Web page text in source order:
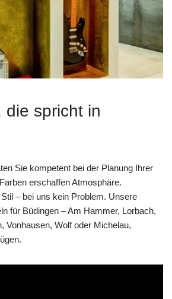
die spricht in
Sie kompetent bei der Planung Ihrer
erschaffen Atmosphäre.
– bei uns kein Problem. Unsere
für Büdingen – Am Hammer, Lorbach,
Vonhausen, Wolf oder Michelau,